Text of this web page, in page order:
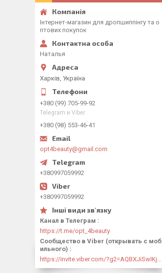
Інтернет-магазин для дропшиппінгу та о
птових покупок
Наталья
Харків, Україна
+380 (99) 705-99-92
Telegram и Viber
+380 (98) 553-46-41
opt4beauty@gmail.com
+380997059992
+380997059992
Канал в Телеграм
https://t.me/opt_4beauty
Сообщество в Viber (открывать с моб
ильного)